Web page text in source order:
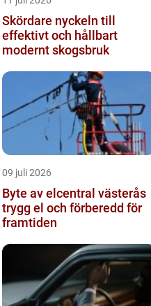
Skördare nyckeln till
effektivt och hållbart
modernt skogsbruk
09 juli 2026
Byte av elcentral västerås
trygg el och förberedd för
framtiden